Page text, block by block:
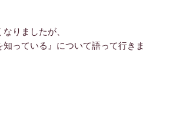
りましたが、
っている』について語って行きま